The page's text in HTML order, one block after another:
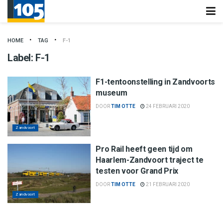
HOME TAG F-1
Label: F-1
Zandvoort
F1-tentoonstelling in Zandvoorts
museum
DOORTIM OTTE 24 FEBRUARI 2020
Zandvoort
Pro Rail heeft geen tijd om
Haarlem-Zandvoort traject te
testen voor Grand Prix
DOORTIM OTTE 21 FEBRUARI 2020